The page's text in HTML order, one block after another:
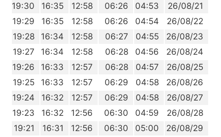
26/08/21
04:53
06:26
12:58
16:35
19:30
26/08/22
04:54
06:26
12:58
16:35
19:29
26/08/23
04:55
06:27
12:58
16:34
19:28
26/08/24
04:56
06:28
12:58
16:34
19:27
26/08/25
04:57
06:28
12:57
16:33
19:26
26/08/26
04:58
06:29
12:57
16:33
19:25
26/08/27
04:58
06:29
12:57
16:32
19:24
26/08/28
04:59
06:30
12:56
16:32
19:23
26/08/29
05:00
06:30
12:56
16:31
19:21